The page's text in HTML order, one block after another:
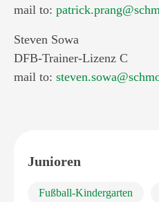
mail to:
Steven Sowa
DFB-Trainer-Lizenz C
mail to:
Junioren
Fußball-Kindergarten